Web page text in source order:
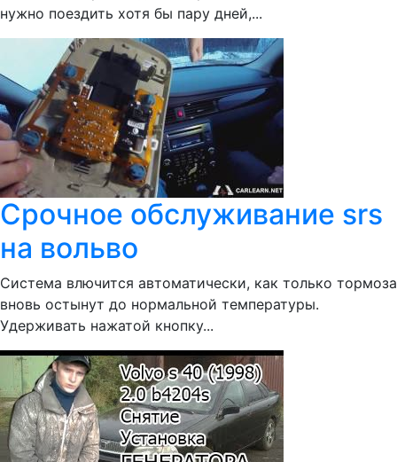
нужно поездить хотя бы пару дней,...
Срочное обслуживание srs
на вольво
Система влючится автоматически, как только тормоза
вновь остынут до нормальной температуры.
Удерживать нажатой кнопку...